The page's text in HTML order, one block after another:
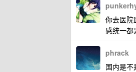
你去医院
感统一都
phrack
国内是不